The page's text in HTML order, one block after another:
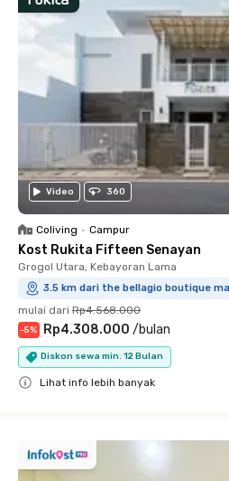
Video 360
Coliving • Campur
Kost Rukita Fifteen Senayan
Grogol Utara, Kebayoran Lama
3.5 km dari the bellagio boutique
mulai dari Rp4.568.000
-5% Rp4.308.000 /bulan
Diskon sewa min. 12 Bulan
Lihat info lebih banyak